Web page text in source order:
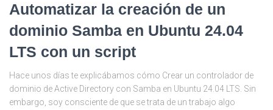
Automatizar la creación de un
dominio Samba en Ubuntu 24.04
LTS con un script
Hace unos días te explicábamos cómo Crear un controlador de
dominio de Active Directory con Samba en Ubuntu 24.04 LTS. Sin
embargo, soy consciente de que se trata de un trabajo algo